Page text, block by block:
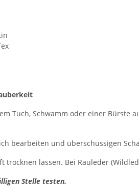
Tuch, Schwamm oder einer Bürste
bearbeiten und überschüssigen
trocknen lassen. Bei Rauleder
Stelle testen.